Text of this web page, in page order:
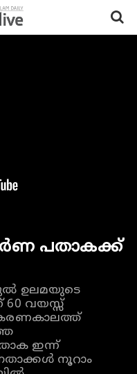
പതാകക്ക്
ഉലമയുടെ
വയസ്സ്
ഇന്ന്
നൂറാം